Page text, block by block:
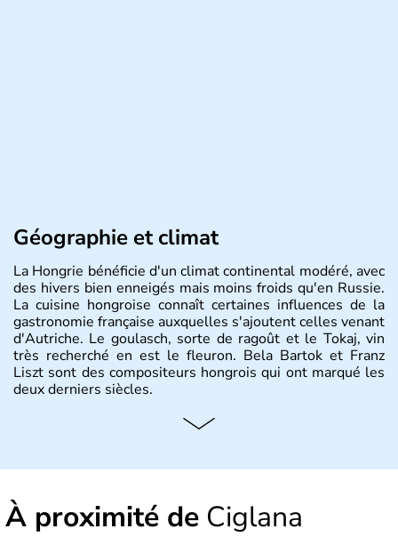
Géographie et climat
La Hongrie bénéficie d'un climat continental modéré, avec
des hivers bien enneigés mais moins froids qu'en Russie.
La cuisine hongroise connaît certaines influences de la
gastronomie française auxquelles s'ajoutent celles venant
d'Autriche. Le goulasch, sorte de ragoût et le Tokaj, vin
très recherché en est le fleuron. Bela Bartok et Franz
Liszt sont des compositeurs hongrois qui ont marqué les
deux derniers siècles.
Histoire et administration
depuis 2004, la Hongrie est aussi appelée « pays magyar
pays dont la langue est bien-sûr le hongrois et la
monnaie le forint. Sa capitale s'appelle Budapest.
À proximité de Ciglana